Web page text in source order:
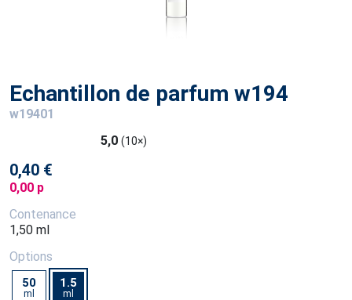
Echantillon de parfum w194
w19401
5,0 (10×)
0,40 €
0,00 p
Contenance
1,50 ml
Options
50
ml
1.5
ml